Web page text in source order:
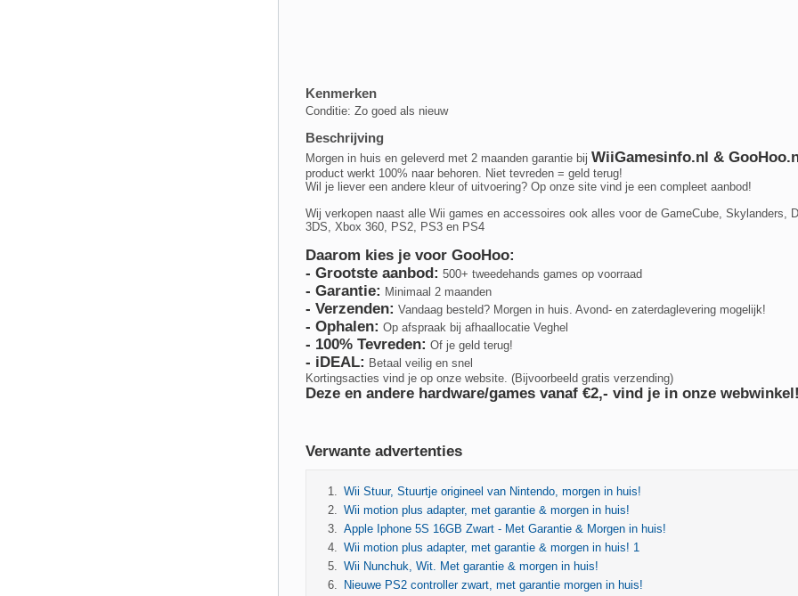
Kenmerken
Conditie: Zo goed als nieuw
Beschrijving
Morgen in huis en geleverd met 2 maanden garantie bij WiiGamesinfo.nl &
product werkt 100% naar behoren. Niet tevreden = geld terug!
Wil je liever een andere kleur of uitvoering? Op onze site vind je een compleet aanbod!
Wij verkopen naast alle Wii games en accessoires ook alles voor de GameCube, Skylanders,
3DS, Xbox 360, PS2, PS3 en PS4
Daarom kies je voor GooHoo:
- Grootste aanbod: 500+ tweedehands games op voorraad
- Garantie: Minimaal 2 maanden
- Verzenden: Vandaag besteld? Morgen in huis. Avond- en zaterdaglevering mogelijk!
- Ophalen: Op afspraak bij afhaallocatie Veghel
- 100% Tevreden: Of je geld terug!
- iDEAL: Betaal veilig en snel
Kortingsacties vind je op onze website. (Bijvoorbeeld gratis verzending)
Deze en andere hardware/games vanaf €2,- vind je in onze webwinkel!
Verwante advertenties
Wii Stuur, Stuurtje origineel van Nintendo, morgen in huis!
Wii motion plus adapter, met garantie & morgen in huis!
Apple Iphone 5S 16GB Zwart - Met Garantie & Morgen in huis!
Wii motion plus adapter, met garantie & morgen in huis! 1
Wii Nunchuk, Wit. Met garantie & morgen in huis!
Nieuwe PS2 controller zwart, met garantie morgen in huis!